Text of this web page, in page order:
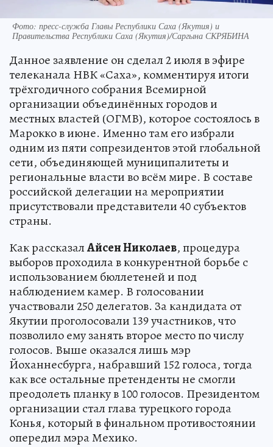
Фото: пресс-служба Главы Республики Саха (Якутия) и
Правительства Республики Саха (Якутия)/Саргына СКРЯБИНА
Данное заявление он сделал 2 июля в эфире
телеканала НВК «Саха», комментируя итоги
трёхгодичного собрания Всемирной
организации объединённых городов и
местных властей (ОГМВ), которое состоялось в
Марокко в июне. Именно там его избрали
одним из пяти сопрезидентов этой глобальной
сети, объединяющей муниципалитеты и
региональные власти во всём мире. В составе
российской делегации на мероприятии
присутствовали представители 40 субъектов
страны.
Как рассказалАйсен Николаев, процедура
выборов проходила в конкурентной борьбе с
использованием бюллетеней и под
наблюдением камер. В голосовании
участвовали 250 делегатов. За кандидата от
Якутии проголосовали 139 участников, что
позволило ему занять второе место по числу
голосов. Выше оказался лишь мэр
Йоханнесбурга, набравший 152 голоса, тогда
как все остальные претенденты не смогли
преодолеть планку в 100 голосов. Президентом
организации стал глава турецкого города
Конья, который в финальном противостоянии
опередил мэра Мехико.